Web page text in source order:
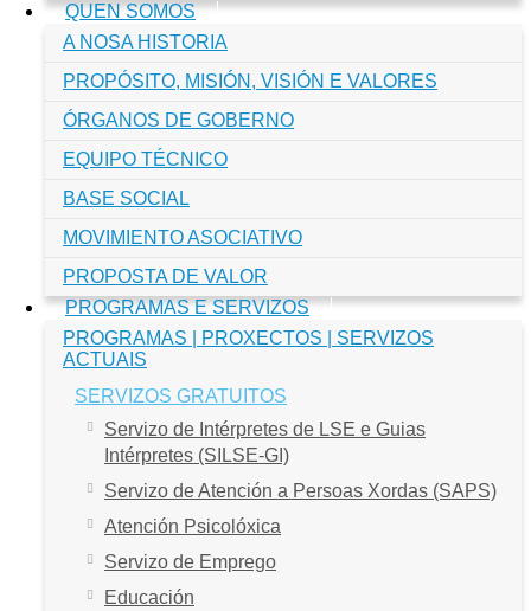
QUEN SOMOS
A NOSA HISTORIA
PROPÓSITO, MISIÓN, VISIÓN E VALORES
ÓRGANOS DE GOBERNO
EQUIPO TÉCNICO
BASE SOCIAL
MOVIMIENTO ASOCIATIVO
PROPOSTA DE VALOR
PROGRAMAS E SERVIZOS
PROGRAMAS | PROXECTOS | SERVIZOS
ACTUAIS
SERVIZOS GRATUITOS
Servizo de Intérpretes de LSE e Guias
Intérpretes (SILSE-GI)
Servizo de Atención a Persoas Xordas (SAPS)
Atención Psicolóxica
Servizo de Emprego
Educación